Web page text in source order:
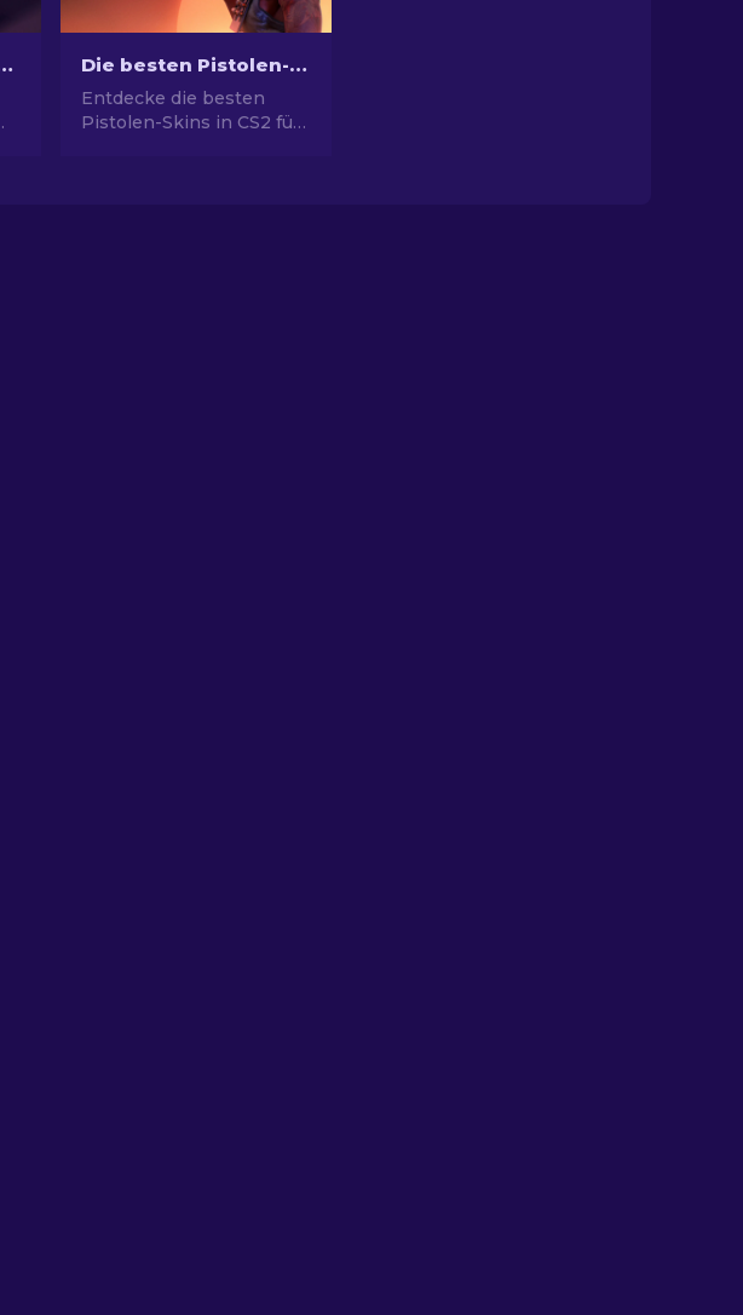
Skins: Rangliste [2026] Die besten Pistolen-Skins in CS2 [2026]
Entdecke die besten
Pistolen-Skins in CS2 für